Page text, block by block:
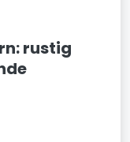
rustig